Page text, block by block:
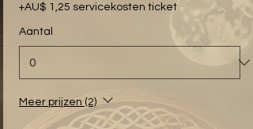
+AU$ 1,25 servicekosten ticket
Aantal
Meer prijzen (2)